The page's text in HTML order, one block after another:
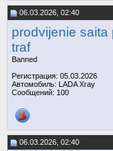
06.03.2026, 02:40
prodvijenie saita
traf
Banned
Регистрация: 05.03.2026
Автомобиль: LADA Xray
Сообщений: 100
06.03.2026, 02:40